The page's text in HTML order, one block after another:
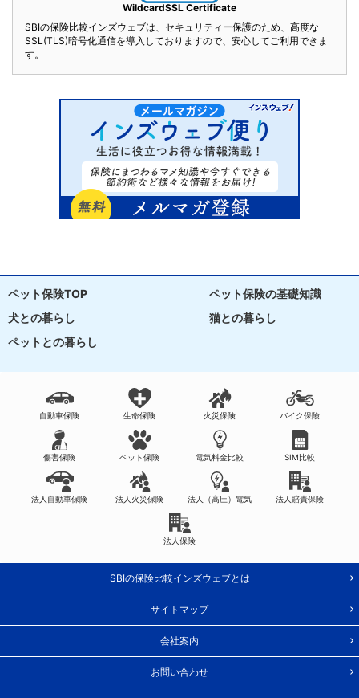
WildcardSSL Certificate
SBIの保険比較インズウェブは、セキュリティー保護のため、高度な
SSL(TLS)暗号化通信を導入しておりますので、安心してご利用できま
す。
ペット保険TOP
ペット保険の基礎知識
犬との暮らし
猫との暮らし
ペットとの暮らし
自動車保険 生命保険 火災保険 バイク保険
傷害保険 ペット保険 電気料金比較 SIM比較
法人自動車保険 法人火災保険 法人（高圧）電気 法人賠責保険
法人保険
SBIの保険比較インズウェブとは
サイトマップ
会社案内
お問い合わせ